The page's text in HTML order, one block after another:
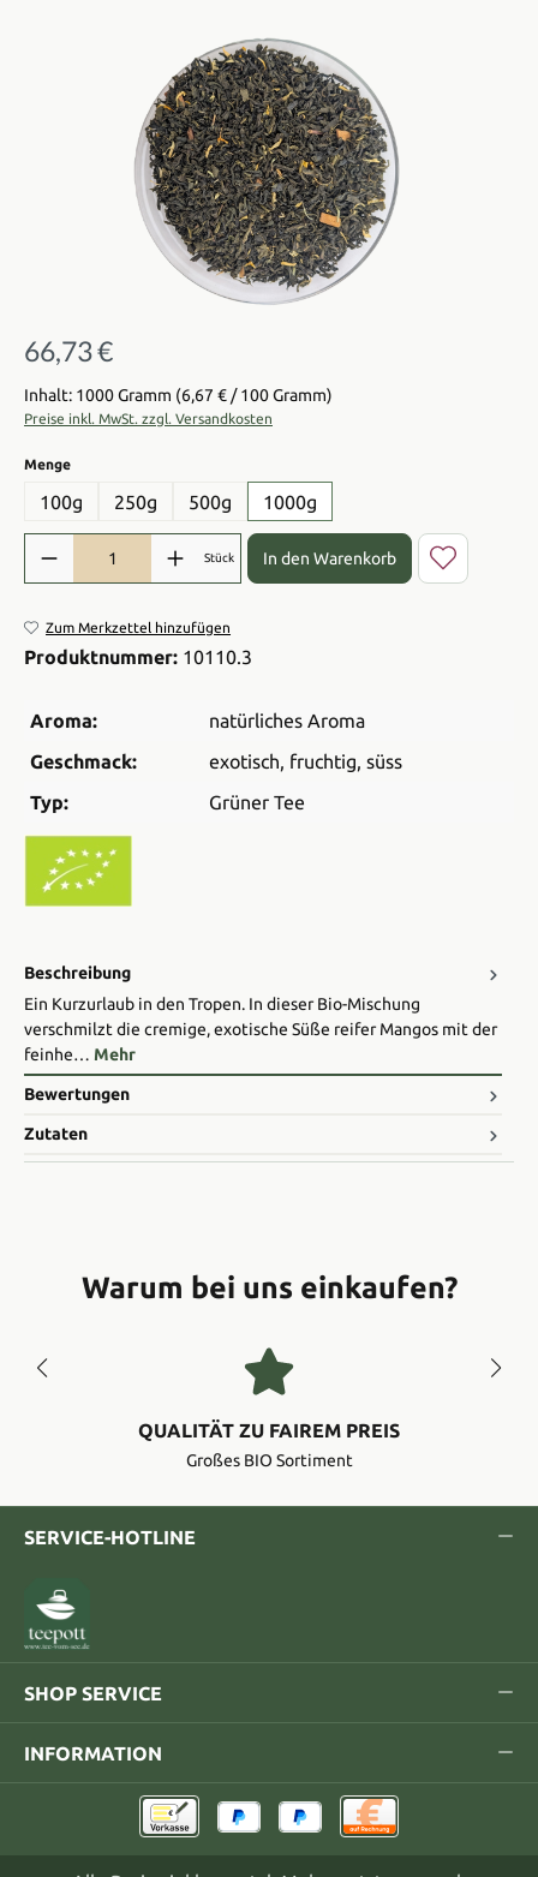
Bildergalerie überspringen
Regulärer Preis:
66,73 €
Inhalt: 1000 Gramm (6,67 € / 100 Gramm)
Preise inkl. MwSt. zzgl. Versandkosten
Mengeauswählen
100g 250g 500g 1000g
Produkt Anzahl: Gib den gewünschten Wert ein oder benutze die
Stück In den Warenkorb
Zum Merkzettel hinzufügen
Produktnummer: 10110.3
Aroma:
natürliches Aroma
Geschmack:
exotisch, fruchtig, süss
Typ:
Grüner Tee
Beschreibung
Ein Kurzurlaub in den Tropen. In dieser Bio-Mischung
verschmilzt die cremige, exotische Süße reifer Mangos mit der
feinhe… Mehr
Bewertungen
Zutaten
Warum bei uns einkaufen?
QUALITÄT ZU FAIREM PREIS
Großes BIO Sortiment
SERVICE-HOTLINE
SHOP SERVICE
INFORMATION